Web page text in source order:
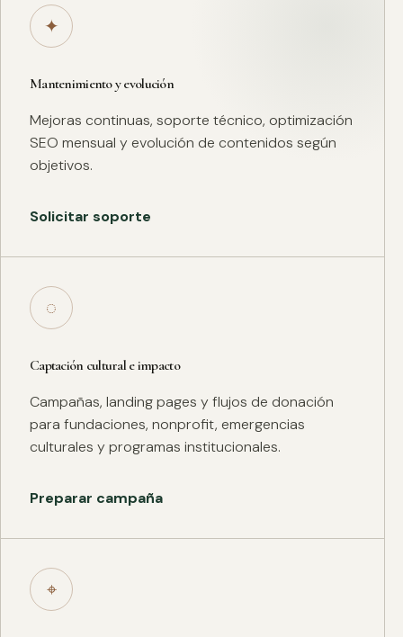
✦
Mantenimiento y evolución
Mejoras continuas, soporte técnico, optimización
SEO mensual y evolución de contenidos según
objetivos.
Solicitar soporte
◌
Captación cultural e impacto
Campañas, landing pages y flujos de donación
para fundaciones, nonprofit, emergencias
culturales y programas institucionales.
Preparar campaña
⌖